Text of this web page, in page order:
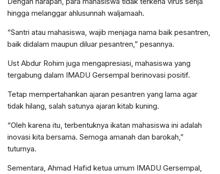
hingga melanggar ahlusunnah waljamaah.
“Santri atau mahasiswa, wajib menjaga nama baik pesantren,
baik didalam maupun diluar pesantren,” pesannya.
Ust Abdur Rohim juga mengapresiasi, mahasiswa yang
tergabung dalam IMADU Gersempal berinovasi positif.
Tetap mempertahankan ajaran pesantren yang lama agar
tidak hilang, salah satunya ajaran kitab kuning.
“Oleh karena itu, terbentuknya ikatan mahasiswa ini adalah
inovasi kita bersama. Semoga amanah dan barokah,”
tuturnya.
Sementara, Ahmad Hafid ketua umum IMADU Gersempal,